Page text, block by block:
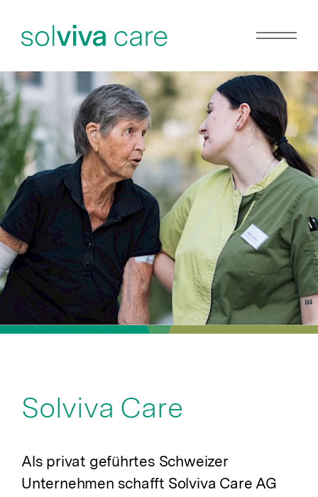
Solviva Care
Als privat geführtes Schweizer
Unternehmen schafft Solviva Care AG